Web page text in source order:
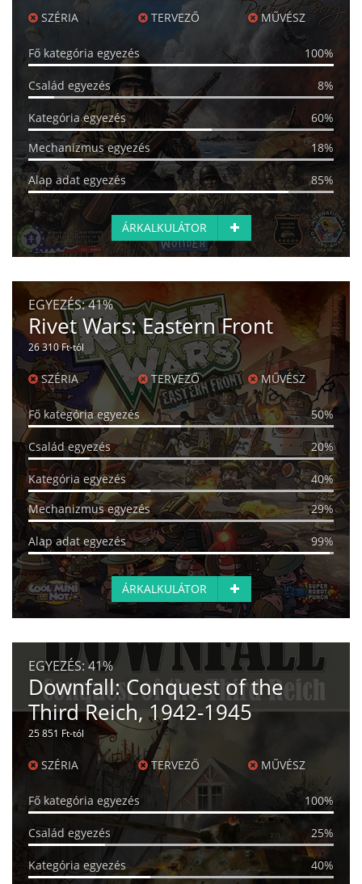
SZÉRIA TERVEZŐ MŰVÉSZ
Fő kategória egyezés 100%
Család egyezés 8%
Kategória egyezés
60%
Mechanizmus egyezés
18%
Alap adat egyezés 85%
ÁRKALKULÁTOR
EGYEZÉS:41%
Rivet Wars: Eastern Front
26 310 Ft-tól
SZÉRIA TERVEZŐ MŰVÉSZ
Fő kategória egyezés 50%
Család egyezés 20%
Kategória egyezés
40%
Mechanizmus egyezés
29%
Alap adat egyezés 99%
ÁRKALKULÁTOR
EGYEZÉS:41%
Downfall: Conquest of the
Third Reich, 1942-1945
25 851 Ft-tól
SZÉRIA TERVEZŐ MŰVÉSZ
Fő kategória egyezés 100%
Család egyezés 25%
Kategória egyezés
40%